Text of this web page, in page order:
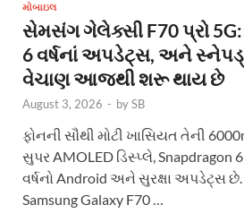
મોબાઇલ
સેમસંગ ગેલેક્સી F70 પ્રો 5G:
6 વર્ષનાં અપડેટ્સ, અને
વેચાણ આજથી શરૂ થાય છે
August 3, 2026 - bySB
ફોનની સૌથી મોટી ખાસિયત તેની
સુપર AMOLED ડિસ્પ્લે,
વર્ષનો Android અને સુરક્ષા અપડેટ્સ
Samsung Galaxy F70 …